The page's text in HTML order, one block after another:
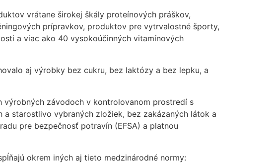
vrátane širokej škály proteínových práškov,
prípravkov, produktov pre vytrvalostné športy,
a viac ako 40 vysokoúčinných vitamínových
aj výrobky bez cukru, bez laktózy a bez lepku, a
výrobných závodoch v kontrolovanom prostredí s
starostlivo vybraných zložiek, bez zakázaných látok a
pre bezpečnosť potravín (EFSA) a platnou
okrem iných aj tieto medzinárodné normy: